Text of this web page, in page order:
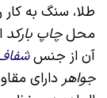
طلا، سنگ به کار
محلچاپ بارکد
آن از جنس
جواهر دارای